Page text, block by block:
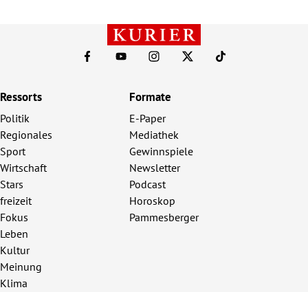
Ressorts
Politik
Regionales
Sport
Wirtschaft
Stars
freizeit
Fokus
Leben
Kultur
Meinung
Klima
Formate
E-Paper
Mediathek
Gewinnspiele
Newsletter
Podcast
Horoskop
Pammesberger